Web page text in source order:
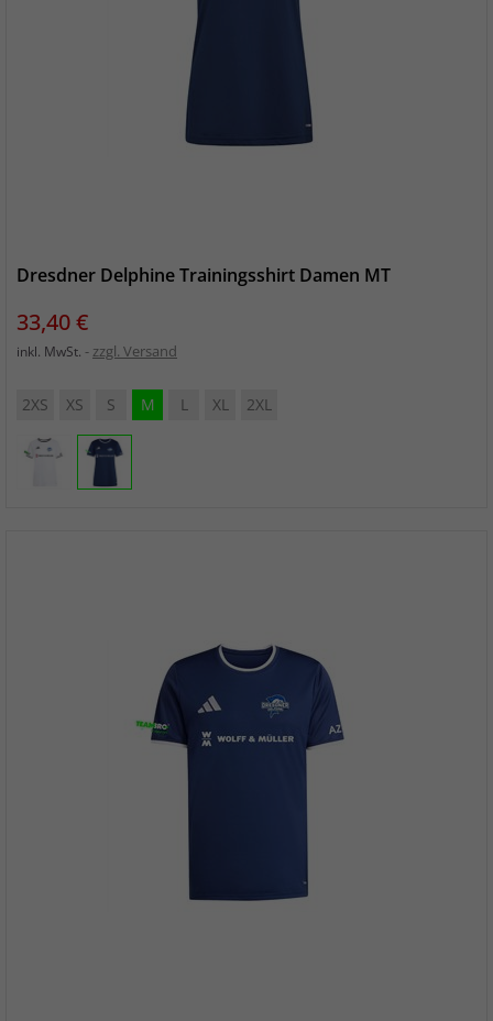
Dresdner Delphine Trainingsshirt Damen MT
Preis
33,40 €
inkl. MwSt. zzgl. Versand
2XS XS S M L XL 2XL